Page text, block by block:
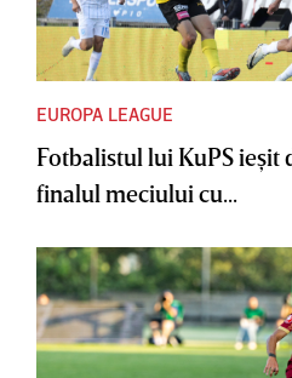
EUROPA LEAGUE
Fotbalistul lui KuPS ieşit
finalul meciului cu...